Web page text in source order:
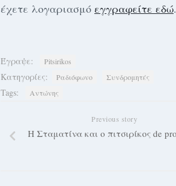
έχετε λογαριασμό εγγραφείτε εδώ.
Έγραψε: Pitsirikos
Κατηγορίες: Ραδιόφωνο Συνδρομητές
Tags: Αντώνης
Previous story
Η Σταματίνα και ο πιτσιρίκος de